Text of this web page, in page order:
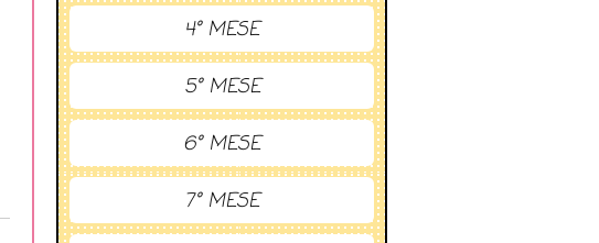
4° MESE
5° MESE
6° MESE
7° MESE